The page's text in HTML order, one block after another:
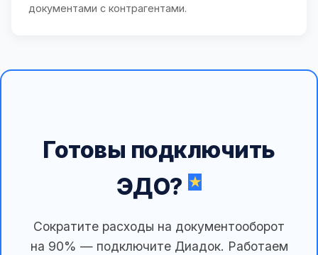
документами с контрагентами.
Готовы подключить
ЭДО?
Сократите расходы на документооборот
на 90% — подключите Диадок. Работаем